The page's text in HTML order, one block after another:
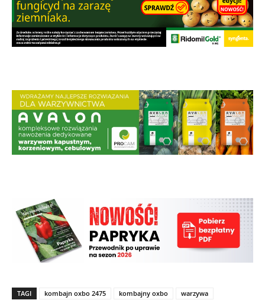
TAGI kombajn oxbo 2475 kombajny oxbo
warzywa